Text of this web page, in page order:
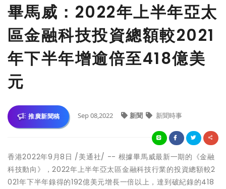
畢馬威：2022年上半年亞太
區金融科技投資總額較2021
年下半年增逾倍至418億美
元
推廣新聞稿 Sep 08,2022 新聞 新聞時事
香港2022年9月8日 /美通社/ -- 根據畢馬威最新一期的《金融
科技動向》，2022年上半年亞太區金融科技行業的投資總額較2
021年下半年錄得的192億美元增長一倍以上，達到破紀錄的418